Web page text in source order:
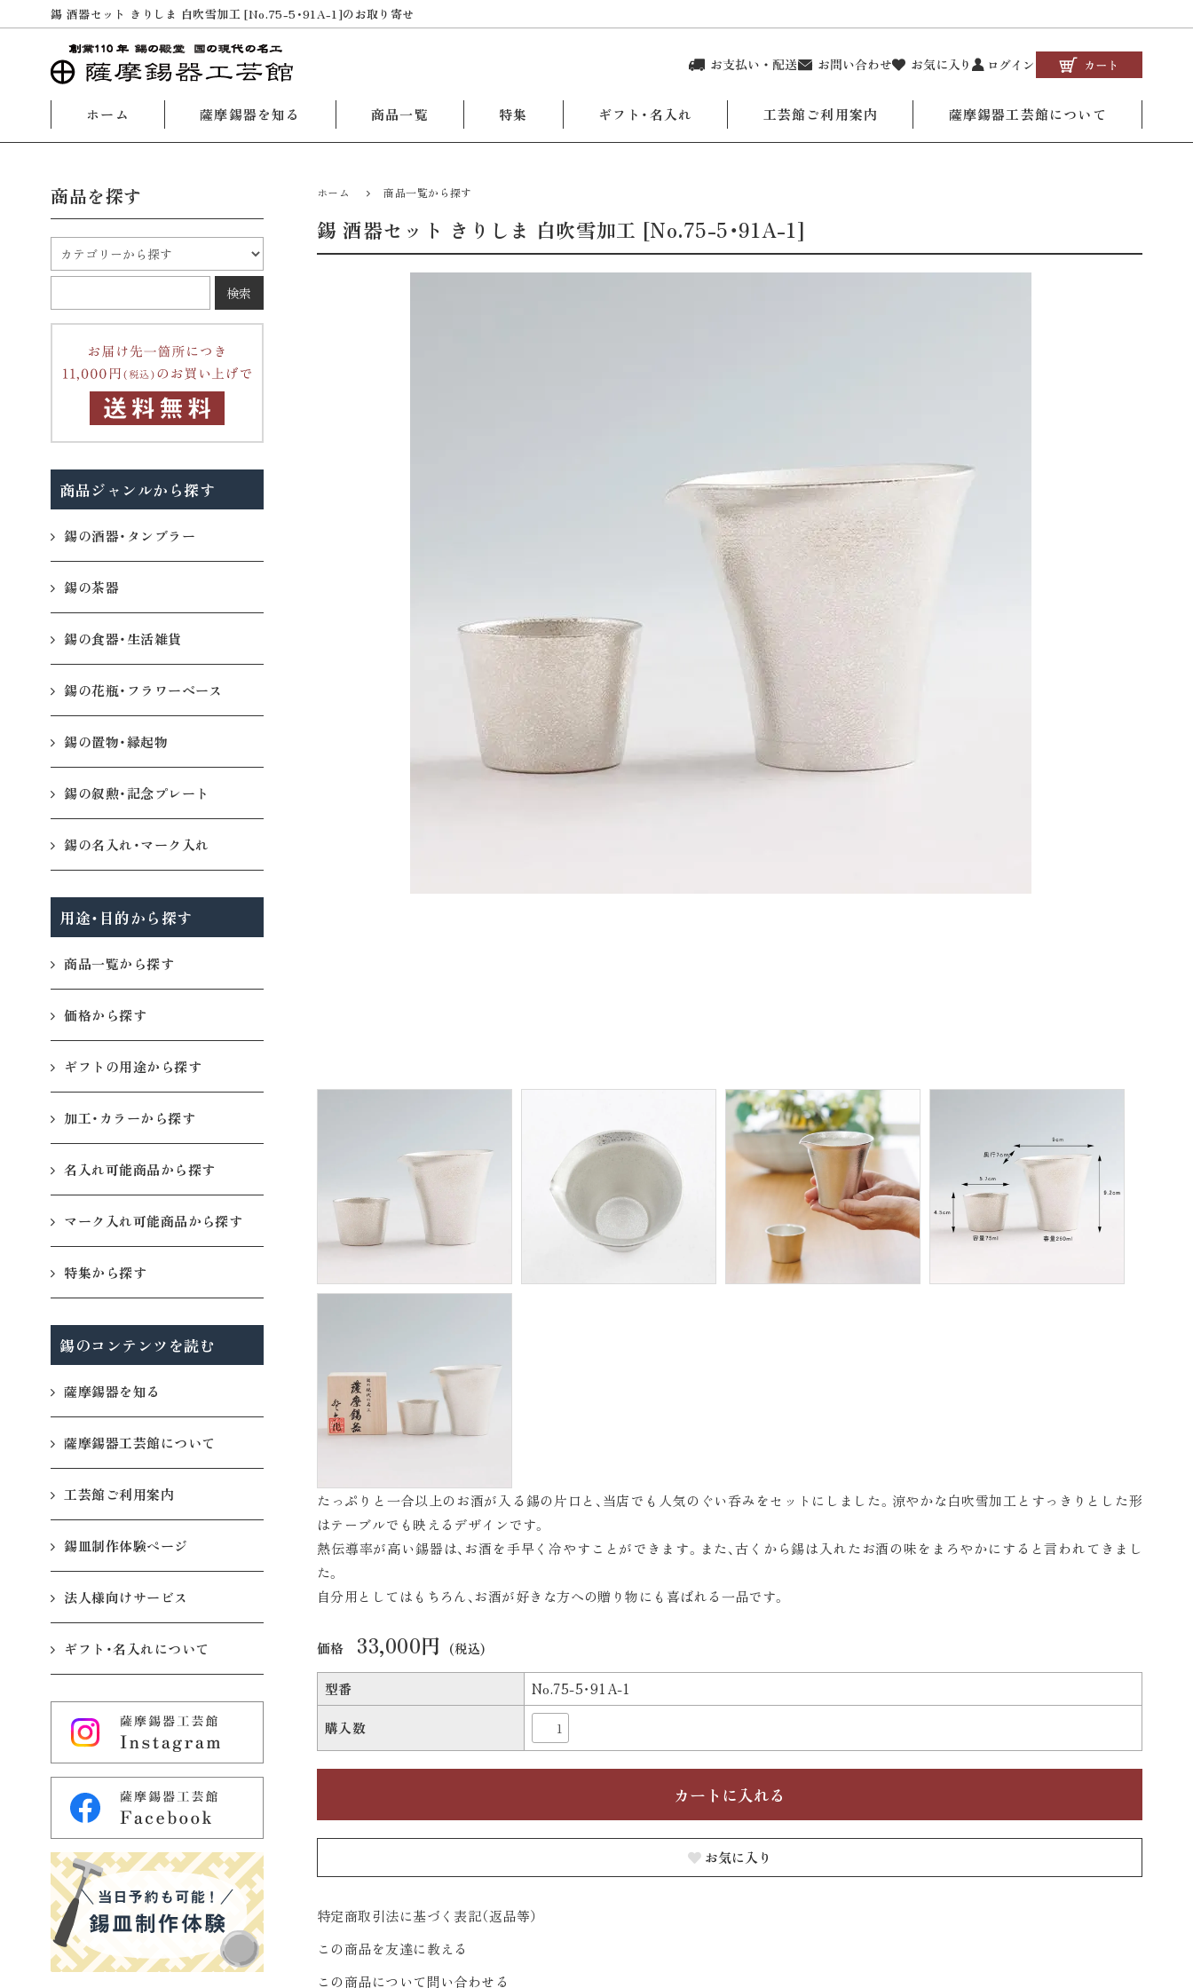
錫 酒器セット きりしま 白吹雪加工 [No.75-5・91A-1]のお取り寄せ
ホーム 薩摩錫器を知る 商品一覧 特集 ギフト・名入れ 工芸館ご利用案内 薩摩錫器工芸館について
ホーム 商品一覧から探す
錫 酒器セット きりしま 白吹雪加工 [No.75-5・91A-1]
たっぷりと一合以上のお酒が入る錫の片口と、当店でも人気のぐい呑みをセットにしました。涼やかな白吹雪加工とすっきりとした形
はテーブルでも映えるデザインです。
熱伝導率が高い錫器は、お酒を手早く冷やすことができます。また、古くから錫は入れたお酒の味をまろやかにすると言われてきまし
た。
自分用としてはもちろん、お酒が好きな方への贈り物にも喜ばれる一品です。
価格 33,000円 (税込)
型番 No.75-5・91A-1
購入数
お気に入り
特定商取引法に基づく表記（返品等）
この商品を友達に教える
この商品について問い合わせる
商品を探す
商品ジャンルから探す
錫の酒器・タンブラー
錫の茶器
錫の食器・生活雑貨
錫の花瓶・フラワーベース
錫の置物・縁起物
錫の叙勲・記念プレート
錫の名入れ・マーク入れ
用途・目的から探す
商品一覧から探す
価格から探す
ギフトの用途から探す
加工・カラーから探す
名入れ可能商品から探す
マーク入れ可能商品から探す
特集から探す
錫のコンテンツを読む
薩摩錫器を知る
薩摩錫器工芸館について
工芸館ご利用案内
錫皿制作体験ページ
法人様向けサービス
ギフト・名入れについて